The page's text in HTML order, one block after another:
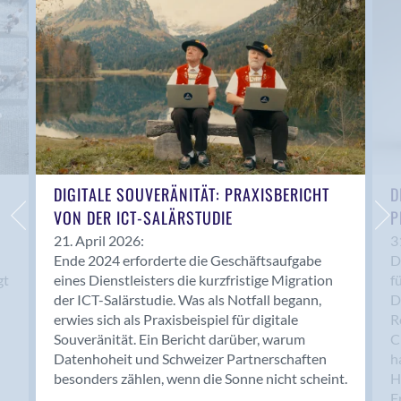
Anwil
Appenzell
Au SG
Baar
Baden
Balsthal
Balzers
Basel
Bassersdorf
Belp
Bendern
Benken (SG)
Bergdietikon
Berlin
Bern
Bern - Liebefeld
DIGITALE SOUVERÄNITÄT: PRAXISBERICHT
VON DER ICT-SALÄRSTUDIE
21. April 2026:
Ende 2024 erforderte die Geschäftsaufgabe
eines Dienstleisters die kurzfristige Migration
der ICT-Salärstudie. Was als Notfall begann,
erwies sich als Praxisbeispiel für digitale
Souveränität. Ein Bericht darüber, warum
Datenhoheit und Schweizer Partnerschaften
besonders zählen, wenn die Sonne nicht scheint.